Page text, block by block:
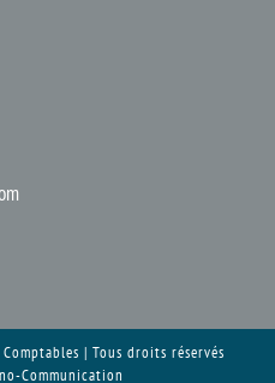
| Tous droits réservés
Communication